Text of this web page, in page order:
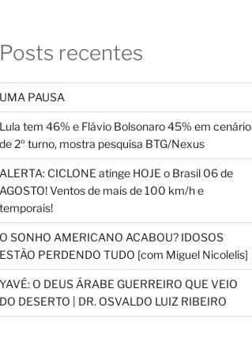
Posts recentes
UMA PAUSA
Lula tem 46% e Flávio Bolsonaro 45% em cenário
de 2º turno, mostra pesquisa BTG/Nexus
ALERTA: CICLONE atinge HOJE o Brasil 06 de
AGOSTO! Ventos de mais de 100 km/h e
temporais!
O SONHO AMERICANO ACABOU? IDOSOS
ESTÃO PERDENDO TUDO [com Miguel Nicolelis]
YAVÉ: O DEUS ÁRABE GUERREIRO QUE VEIO
DO DESERTO | DR. OSVALDO LUIZ RIBEIRO